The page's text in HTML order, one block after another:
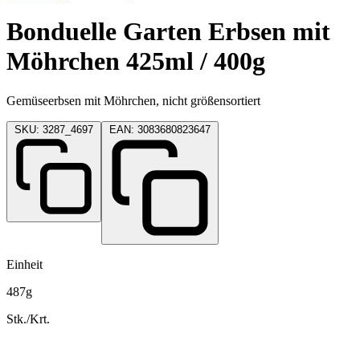
Bonduelle Garten Erbsen mit
Möhrchen 425ml / 400g
Gemüseerbsen mit Möhrchen, nicht größensortiert
Einheit
487g
Stk./Krt.